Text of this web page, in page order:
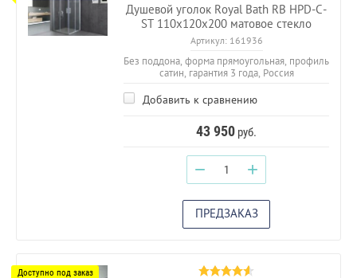
Душевой уголок Royal Bath RB HPD-C-
ST 110х120х200 матовое стекло
Артикул:161936
Без поддона, форма прямоугольная, профиль
сатин, гарантия 3 года, Россия
Добавить к сравнению
43 950 руб.
− +
ПРЕДЗАКАЗ